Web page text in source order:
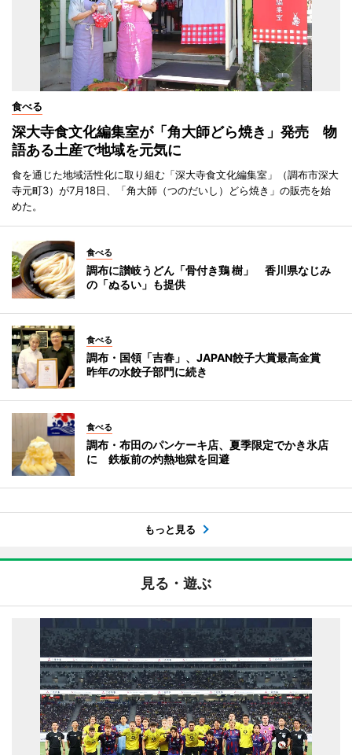
食べる
深大寺食文化編集室が「角大師どら焼き」発売 物
語ある土産で地域を元気に
食を通じた地域活性化に取り組む「深大寺食文化編集室」（調布市深大
寺元町3）が7月18日、「角大師（つのだいし）どら焼き」の販売を始
めた。
食べる
調布に讃岐うどん「骨付き鶏 樹」 香川県なじみ
の「ぬるい」も提供
食べる
調布・国領「吉春」、JAPAN餃子大賞最高金賞
昨年の水餃子部門に続き
食べる
調布・布田のパンケーキ店、夏季限定でかき氷店
に 鉄板前の灼熱地獄を回避
もっと見る
見る・遊ぶ